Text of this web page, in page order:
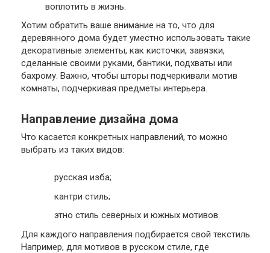
воплотить в жизнь.
Хотим обратить ваше внимание на то, что для
деревянного дома будет уместно использовать такие
декоративные элементы, как кисточки, завязки,
сделанные своими руками, бантики, подхваты или
бахрому. Важно, чтобы шторы подчеркивали мотив
комнаты, подчеркивая предметы интерьера.
Направление дизайна дома
Что касается конкретных направлений, то можно
выбрать из таких видов:
русская изба;
кантри стиль;
этно стиль северных и южных мотивов.
Для каждого направления подбирается свой текстиль.
Например, для мотивов в русском стиле, где